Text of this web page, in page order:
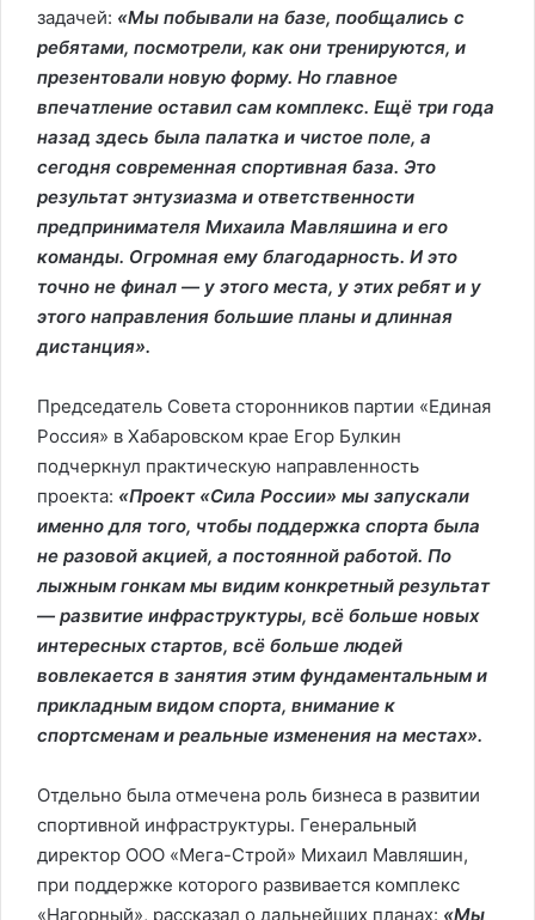
задачей: «Мы побывали на базе, пообщались с
ребятами, посмотрели, как они тренируются, и
презентовали новую форму. Но главное
впечатление оставил сам комплекс. Ещё три года
назад здесь была палатка и чистое поле, а
сегодня современная спортивная база. Это
результат энтузиазма и ответственности
предпринимателя Михаила Мавляшина и его
команды. Огромная ему благодарность. И это
точно не финал — у этого места, у этих ребят и у
этого направления большие планы и длинная
дистанция».
Председатель Совета сторонников партии «Единая
Россия» в Хабаровском крае Егор Булкин
подчеркнул практическую направленность
проекта: «Проект «Сила России» мы запускали
именно для того, чтобы поддержка спорта была
не разовой акцией, а постоянной работой. По
лыжным гонкам мы видим конкретный результат
— развитие инфраструктуры, всё больше новых
интересных стартов, всё больше людей
вовлекается в занятия этим фундаментальным и
прикладным видом спорта, внимание к
спортсменам и реальные изменения на местах».
Отдельно была отмечена роль бизнеса в развитии
спортивной инфраструктуры. Генеральный
директор ООО «Мега-Строй» Михаил Мавляшин,
при поддержке которого развивается комплекс
«Нагорный», рассказал о дальнейших планах: «Мы